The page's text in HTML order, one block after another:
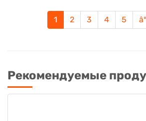
1 2 3 4 5 âº
Рекомендуемые